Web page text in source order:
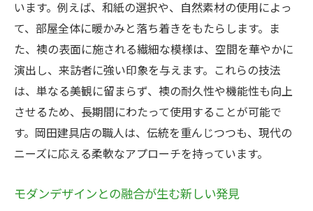
います。例えば、和紙の選択や、自然素材の使用によっ
て、部屋全体に暖かみと落ち着きをもたらします。ま
た、襖の表面に施される繊細な模様は、空間を華やかに
演出し、来訪者に強い印象を与えます。これらの技法
は、単なる美観に留まらず、襖の耐久性や機能性も向上
させるため、長期間にわたって使用することが可能で
す。岡田建具店の職人は、伝統を重んじつつも、現代の
ニーズに応える柔軟なアプローチを持っています。
モダンデザインとの融合が生む新しい発見